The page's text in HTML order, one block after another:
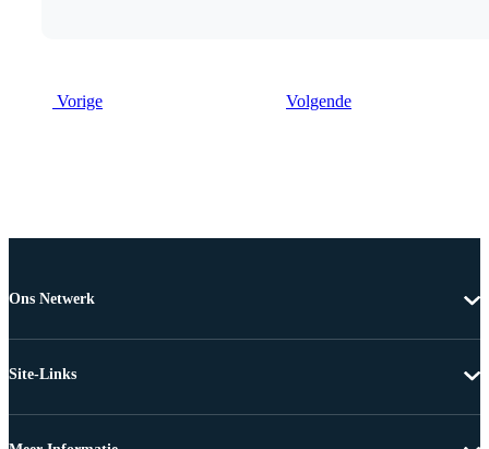
Vorige Volgende
Ons Netwerk
Site-Links